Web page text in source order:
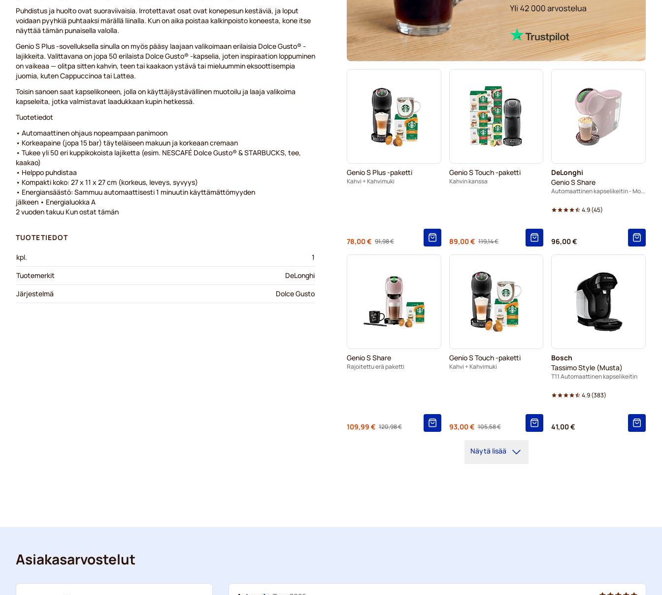
Genio S Plus -paketti
Kahvi + Kahvimuki
Regular Price
91,98 €
Alkaen
78,00 €
Genio S Touch -paketti
Kahvin kanssa
Regular Price
119,14 €
Alkaen
89,00 €
DeLonghi
Genio S Share
Automaattinen kapselikeitin - Mocha
4.9(45)
96,00 €
Genio S Share
Rajoitettu erä paketti
Regular Price
120,98 €
Alkaen
109,99 €
Genio S Touch -paketti
Kahvi + Kahvimuki
Regular Price
105,58 €
Alkaen
93,00 €
Bosch
Tassimo Style (Musta)
T11 Automaattinen kapselikeitin
4.9(383)
41,00 €
Näytä lisää
Puhdistus ja huolto ovat suoraviivaisia. Irrotettavat osat ovat konepesun kestäviä, ja loput
voidaan pyyhkiä puhtaaksi märällä liinalla. Kun on aika poistaa kalkinpoisto koneesta, kone itse
näyttää tämän punaisella valolla.
Genio S Plus -sovelluksella sinulla on myös pääsy laajaan valikoimaan erilaisia Dolce Gusto® -
lajikkeita. Valittavana on jopa 50 erilaista Dolce Gusto® -kapselia, joten inspiraation loppuminen
on vaikeaa — olitpa sitten kahvin, teen tai kaakaon ystävä tai mieluummin eksoottisempia
juomia, kuten Cappuccinoa tai Lattea.
Toisin sanoen saat kapselikoneen, jolla on käyttäjäystävällinen muotoilu ja laaja valikoima
kapseleita, jotka valmistavat laadukkaan kupin hetkessä.
Tuotetiedot
• Automaattinen ohjaus nopeampaan panimoon
• Korkeapaine (jopa 15 bar) täyteläiseen makuun ja korkeaan cremaan
• Tukee yli 50 eri kuppikokoista lajiketta (esim. NESCAFÉ Dolce Gusto® & STARBUCKS, tee,
kaakao)
• Helppo puhdistaa
• Kompakti koko: 27 x 11 x 27 cm (korkeus, leveys, syvyys)
• Energiansäästö: Sammuu automaattisesti 1 minuutin käyttämättömyyden
jälkeen • Energialuokka A
2 vuoden takuu Kun ostat tämän
TUOTETIEDOT
kpl.
1
Tuotemerkit
DeLonghi
Järjestelmä
Dolce Gusto
Asiakasarvostelut